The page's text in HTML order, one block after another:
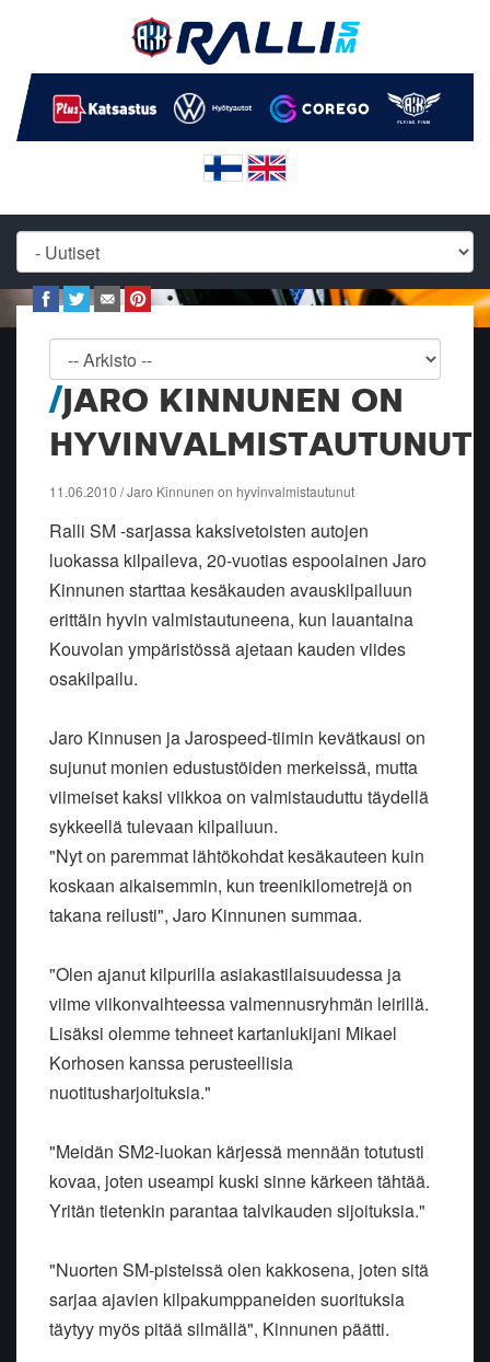
JARO KINNUNEN ON
HYVINVALMISTAUTUNUT
11.06.2010 / Jaro Kinnunen on hyvinvalmistautunut
Ralli SM -sarjassa kaksivetoisten autojen
luokassa kilpaileva, 20-vuotias espoolainen Jaro
Kinnunen starttaa kesäkauden avauskilpailuun
erittäin hyvin valmistautuneena, kun lauantaina
Kouvolan ympäristössä ajetaan kauden viides
osakilpailu.
Jaro Kinnusen ja Jarospeed-tiimin kevätkausi on
sujunut monien edustustöiden merkeissä, mutta
viimeiset kaksi viikkoa on valmistauduttu täydellä
sykkeellä tulevaan kilpailuun.
"Nyt on paremmat lähtökohdat kesäkauteen kuin
koskaan aikaisemmin, kun treenikilometrejä on
takana reilusti", Jaro Kinnunen summaa.
"Olen ajanut kilpurilla asiakastilaisuudessa ja
viime viikonvaihteessa valmennusryhmän leirillä.
Lisäksi olemme tehneet kartanlukijani Mikael
Korhosen kanssa perusteellisia
nuotitusharjoituksia."
"Meidän SM2-luokan kärjessä mennään totutusti
kovaa, joten useampi kuski sinne kärkeen tähtää.
Yritän tietenkin parantaa talvikauden sijoituksia."
"Nuorten SM-pisteissä olen kakkosena, joten sitä
sarjaa ajavien kilpakumppaneiden suorituksia
täytyy myös pitää silmällä", Kinnunen päätti.